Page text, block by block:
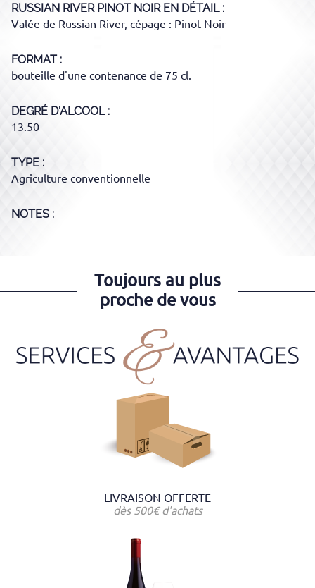
RUSSIAN RIVER PINOT NOIREN DÉTAIL :
Valée de Russian River, cépage : Pinot Noir
FORMAT
bouteille d'une contenance de 75 cl.
DEGRÉ D'ALCOOL
13.50
TYPE
Agriculture conventionnelle
NOTES :
Toujours au plus
proche de vous
LIVRAISON OFFERTE
dès 500€ d'achats